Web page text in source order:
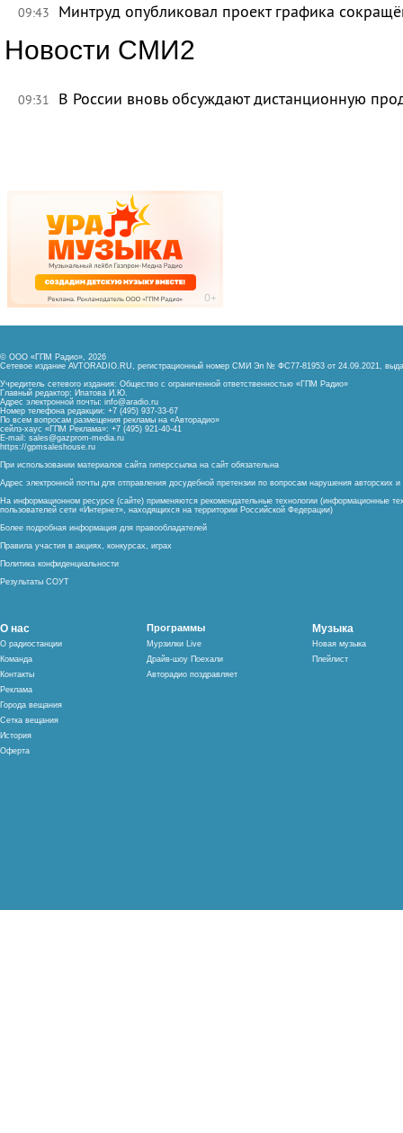
09:43 Минтруд опубликовал проект графика
Новости СМИ2
09:31 В России вновь обсуждают дистанционную
© ООО «ГПМ Радио», 2026
Сетевое издание AVTORADIO.RU, регистрационный номер СМИ Эл № ФС77-81953 от 24.09.2021,
Учредитель сетевого издания: Общество с ограниченной ответственностью «ГПМ Радио»
Главный редактор: Ипатова И.Ю.
Адрес электронной почты: info@aradio.ru
Номер телефона редакции: +7 (495) 937-33-67
По всем вопросам размещения рекламы на «Авторадио»
сейлз-хаус «ГПМ Реклама»: +7 (495) 921-40-41
E-mail: sales@gazprom-media.ru
https://gpmsaleshouse.ru
При использовании материалов сайта гиперссылка на сайт обязательна
Адрес электронной почты для отправления досудебной претензии по вопросам нарушения авторских
На информационном ресурсе (сайте) применяются рекомендательные технологии (информационные
пользователей сети «Интернет», находящихся на территории Российской Федерации)
Более подробная информация для правообладателей
Правила участия в акциях, конкурсах, играх
Политика конфиденциальности
Результаты СОУТ
О нас
О радиостанции
Команда
Контакты
Реклама
Города вещания
Сетка вещания
История
Оферта
Программы
Мурзилки Live
Драйв-шоу Поехали
Авторадио поздравляет
Музыка
Новая музыка
Плейлист